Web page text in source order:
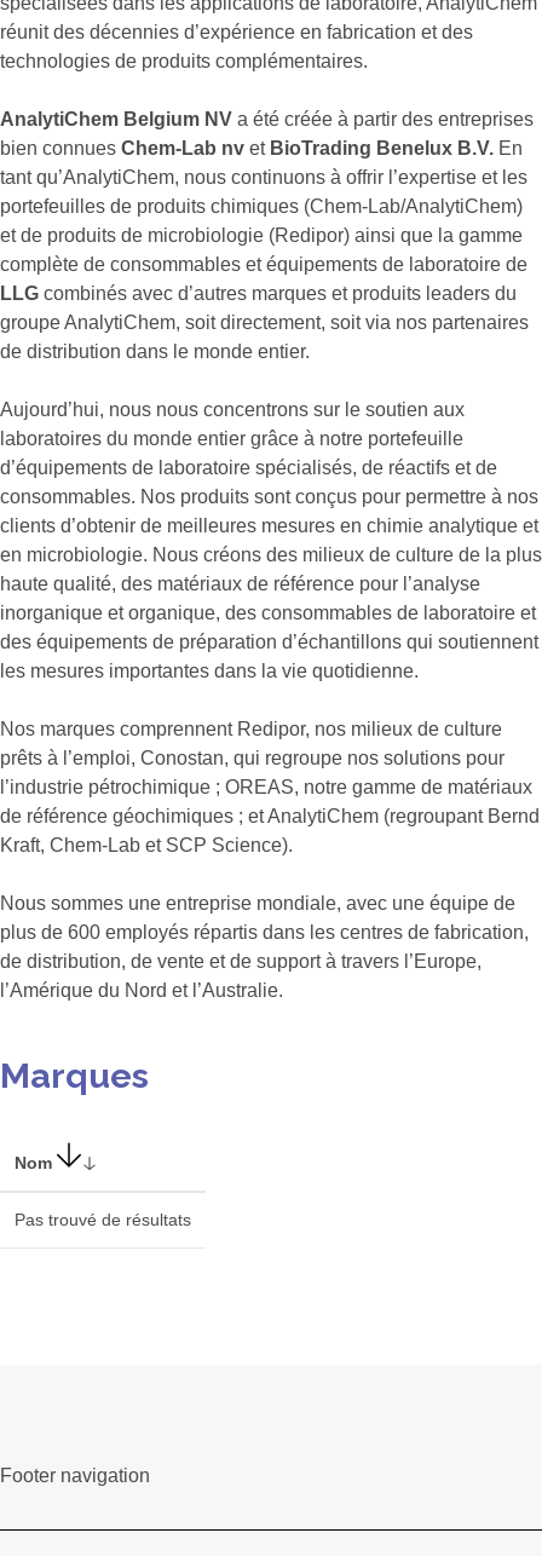
réunit des décennies d’expérience en fabrication et des
technologies de produits complémentaires.
AnalytiChem Belgium NV a été créée à partir des entreprises
bien connues Chem-Lab nv et BioTrading Benelux B.V. En
tant qu’AnalytiChem, nous continuons à offrir l’expertise et les
portefeuilles de produits chimiques (Chem-Lab/AnalytiChem)
et de produits de microbiologie (Redipor) ainsi que la gamme
complète de consommables et équipements de laboratoire de
LLG combinés avec d’autres marques et produits leaders du
groupe AnalytiChem, soit directement, soit via nos partenaires
de distribution dans le monde entier.
Aujourd’hui, nous nous concentrons sur le soutien aux
laboratoires du monde entier grâce à notre portefeuille
d’équipements de laboratoire spécialisés, de réactifs et de
consommables. Nos produits sont conçus pour permettre à nos
clients d’obtenir de meilleures mesures en chimie analytique et
en microbiologie. Nous créons des milieux de culture de la plus
haute qualité, des matériaux de référence pour l’analyse
inorganique et organique, des consommables de laboratoire et
des équipements de préparation d’échantillons qui soutiennent
les mesures importantes dans la vie quotidienne.
Nos marques comprennent Redipor, nos milieux de culture
prêts à l’emploi, Conostan, qui regroupe nos solutions pour
l’industrie pétrochimique ; OREAS, notre gamme de matériaux
de référence géochimiques ; et AnalytiChem (regroupant Bernd
Kraft, Chem-Lab et SCP Science).
Nous sommes une entreprise mondiale, avec une équipe de
plus de 600 employés répartis dans les centres de fabrication,
de distribution, de vente et de support à travers l’Europe,
l’Amérique du Nord et l’Australie.
Marques
Nom
Pas trouvé de résultats
Footer navigation